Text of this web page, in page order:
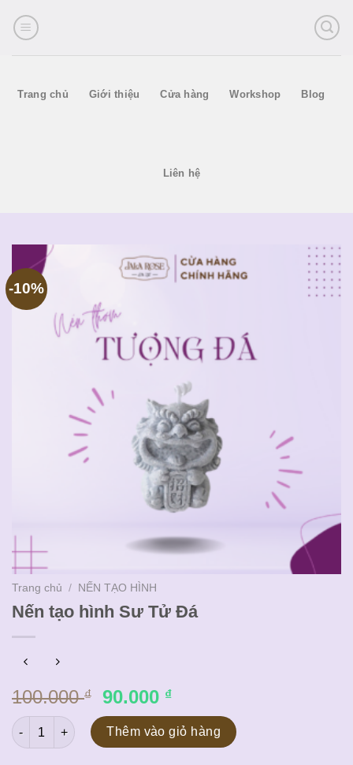
Trang chủ Giới thiệu Cửa hàng Workshop Blog
Liên hệ
-10%
Trang chủ / NẾN TẠO HÌNH
Nến tạo hình Sư Tử Đá
100.000₫
Giá
gốc
là:
100.000 ₫.
90.000 ₫Giá
hiện
tại
là:
Nến tạo hình Sư Tử Đá số lượng
Thêm vào giỏ hàng